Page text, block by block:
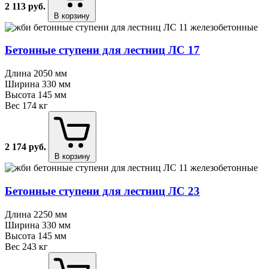
2 113 руб.
В корзину
Бетонные ступени для лестниц ЛС 17
Длина 2050 мм
Ширина 330 мм
Высота 145 мм
Вес 174 кг
2 174 руб.
В корзину
Бетонные ступени для лестниц ЛС 23
Длина 2250 мм
Ширина 330 мм
Высота 145 мм
Вес 243 кг